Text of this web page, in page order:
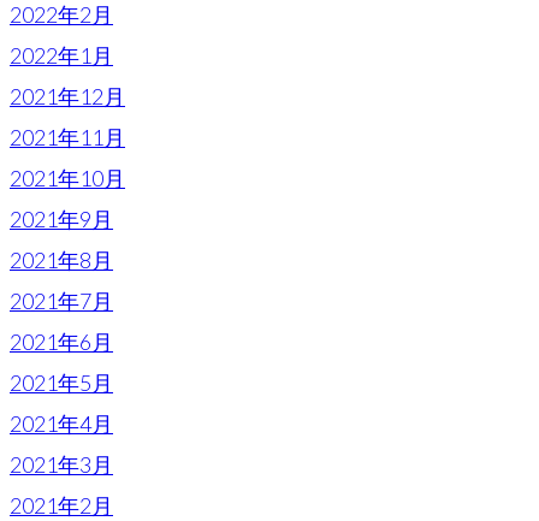
2022年2月
2022年1月
2021年12月
2021年11月
2021年10月
2021年9月
2021年8月
2021年7月
2021年6月
2021年5月
2021年4月
2021年3月
2021年2月